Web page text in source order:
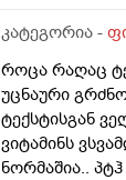
კატეგორია -
როცა რაღაც
უცნაური
ტექსტისგან
ვიტამინს